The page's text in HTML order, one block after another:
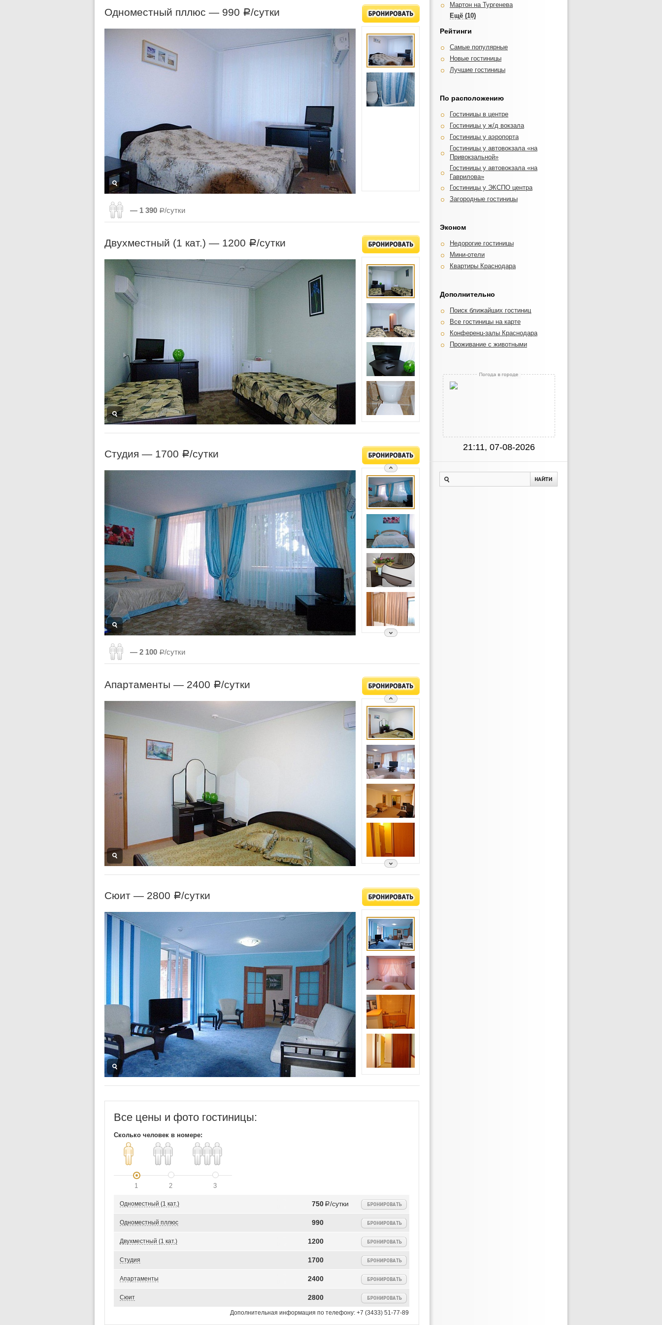
Одноместный пллюс — 990 Р/сутки
— 1 390 Р/сутки
Двухместный (1 кат.) — 1200 Р/сутки
Студия — 1700 Р/сутки
— 2 100 Р/сутки
Апартаменты — 2400 Р/сутки
Сюит — 2800 Р/сутки
Все цены и фото гостиницы:
Сколько человек в номере:
1 2 3
Одноместный (1 кат.) 750 Р/сутки
Одноместный пллюс 990
Двухместный (1 кат.) 1200
Студия 1700
Апартаменты 2400
Сюит 2800
Дополнительная информация по телефону: +7 (3433) 51-77-89
Аврора
Триумф
Hotel Congress Krasnodar
Вилла Диас
Ирон на Красных Партизан
Визит
Поместье
Анжелика
RichMan
Авангард
12 Месяцев ГД
Мартон на Тургенева
Vista
Мартон Пашковский
Амиго
Вилла Лион
Олимпия
Ардо
Айсберг
Рейтинги
Самые популярные
Новые гостиницы
Лучшие гостиницы
По расположению
Гостиницы в центре
Гостиницы у ж/д вокзала
Гостиницы у аэропорта
Гостиницы у автовокзала «на
Привокзальной»
Гостиницы у автовокзала «на
Гаврилова»
Гостиницы у ЭКСПО центра
Загородные гостиницы
Эконом
Недорогие гостиницы
Мини-отели
Квартиры Краснодара
Дополнительно
Поиск ближайших гостиниц
Все гостиницы на карте
Конференц-залы Краснодара
Проживание с животными
21:11, 07-08-2026